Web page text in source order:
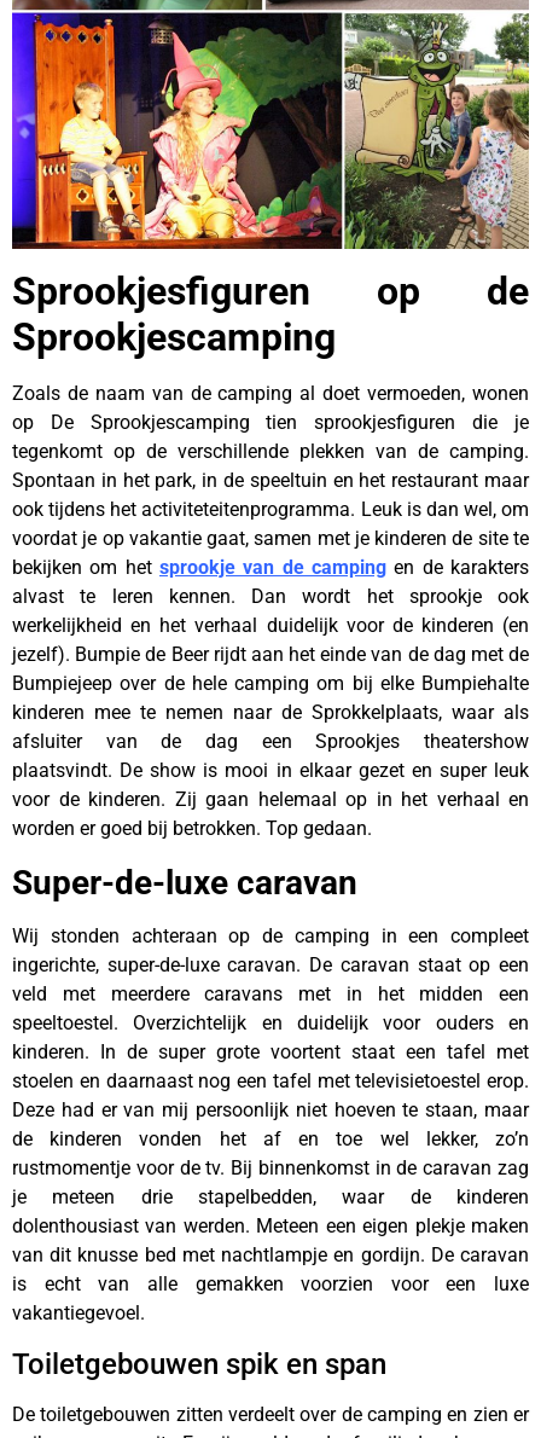
Sprookjesfiguren op de
Sprookjescamping
Zoals de naam van de camping al doet vermoeden, wonen
op De Sprookjescamping tien sprookjesfiguren die je
tegenkomt op de verschillende plekken van de camping.
Spontaan in het park, in de speeltuin en het restaurant maar
ook tijdens het activiteteitenprogramma. Leuk is dan wel, om
voordat je op vakantie gaat, samen met je kinderen de site te
bekijken om het sprookje van de camping en de karakters
alvast te leren kennen. Dan wordt het sprookje ook
werkelijkheid en het verhaal duidelijk voor de kinderen (en
jezelf). Bumpie de Beer rijdt aan het einde van de dag met de
Bumpiejeep over de hele camping om bij elke Bumpiehalte
kinderen mee te nemen naar de Sprokkelplaats, waar als
afsluiter van de dag een Sprookjes theatershow
plaatsvindt. De show is mooi in elkaar gezet en super leuk
voor de kinderen. Zij gaan helemaal op in het verhaal en
worden er goed bij betrokken. Top gedaan.
Super-de-luxe caravan
Wij stonden achteraan op de camping in een compleet
ingerichte, super-de-luxe caravan. De caravan staat op een
veld met meerdere caravans met in het midden een
speeltoestel. Overzichtelijk en duidelijk voor ouders en
kinderen. In de super grote voortent staat een tafel met
stoelen en daarnaast nog een tafel met televisietoestel erop.
Deze had er van mij persoonlijk niet hoeven te staan, maar
de kinderen vonden het af en toe wel lekker, zo’n
rustmomentje voor de tv. Bij binnenkomst in de caravan zag
je meteen drie stapelbedden, waar de kinderen
dolenthousiast van werden. Meteen een eigen plekje maken
van dit knusse bed met nachtlampje en gordijn. De caravan
is echt van alle gemakken voorzien voor een luxe
vakantiegevoel.
Toiletgebouwen spik en span
De toiletgebouwen zitten verdeelt over de camping en zien er